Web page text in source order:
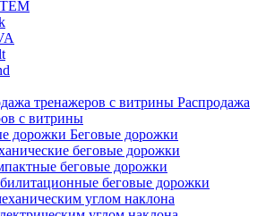
Распродажа
с витрины
Беговые дорожки
беговые дорожки
беговые дорожки
беговые дорожки
углом наклона